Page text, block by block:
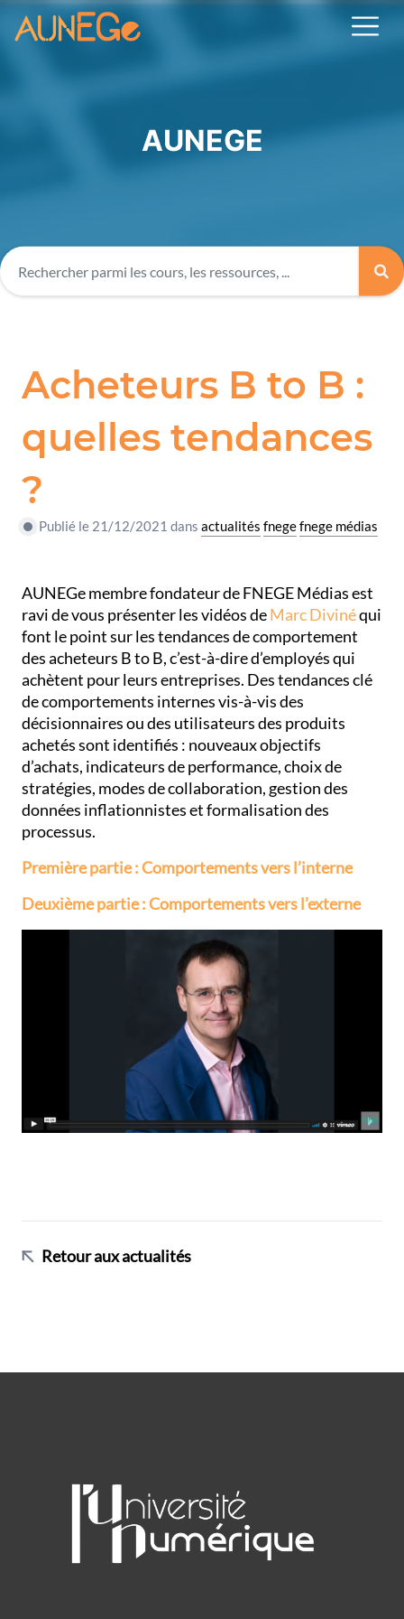
AUNEGE
Acheteurs B to B :
quelles tendances
?
Publié le 21/12/2021 dansactualités fnegefnege médias
AUNEGe membre fondateur de FNEGE Médias est
ravi de vous présenter les vidéos deMarc Divinéqui
font le point sur les tendances de comportement
des acheteurs B to B, c’est-à-dire d’employés qui
achètent pour leurs entreprises. Des tendances clé
de comportements internes vis-à-vis des
décisionnaires ou des utilisateurs des produits
achetés sont identifiés : nouveaux objectifs
d’achats, indicateurs de performance, choix de
stratégies, modes de collaboration, gestion des
données inflationnistes et formalisation des
processus.
Première partie : Comportements vers l’interne
Deuxième partie : Comportements vers l’externe
Retour aux actualités